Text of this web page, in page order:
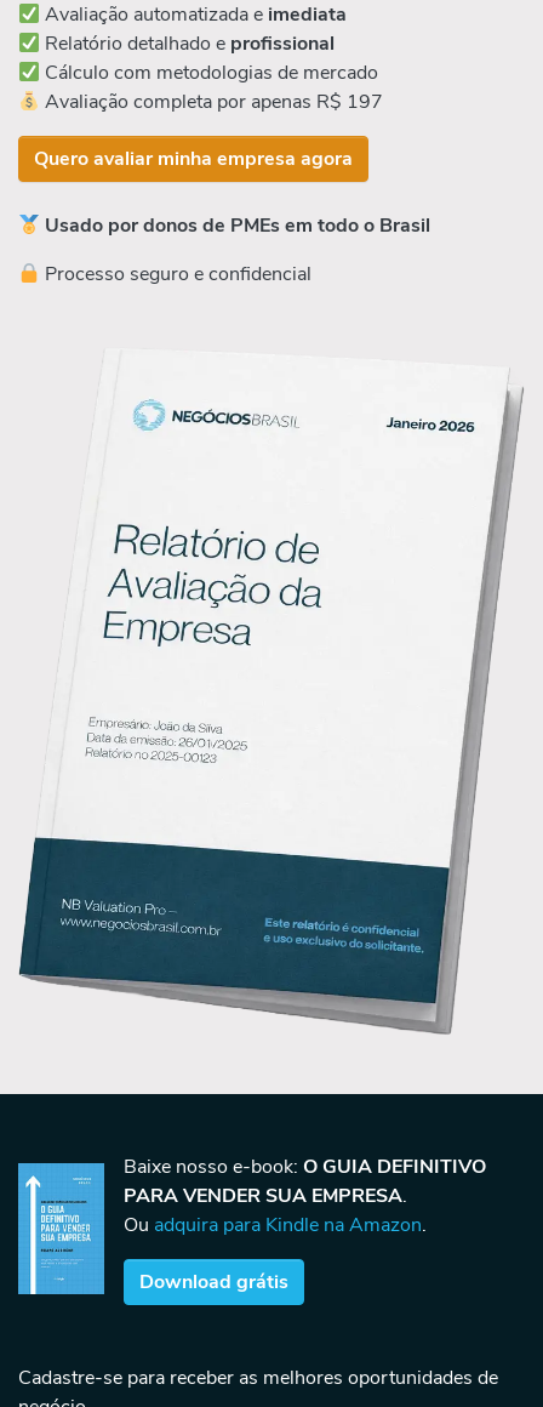
Avaliação automatizada e imediata
Relatório detalhado e profissional
Cálculo com metodologias de mercado
Avaliação completa por apenas R$ 197
Quero avaliar minha empresa agora
Usado por donos de PMEs em todo o Brasil
Processo seguro e confidencial
Baixe nosso e-book: O GUIA DEFINITIVO
PARA VENDER SUA EMPRESA.
Ou adquira para Kindle na Amazon.
Download grátis
Cadastre-se para receber as melhores oportunidades de